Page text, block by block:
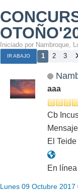
Iniciado por Nambroque,
IR ABAJO 1 2 3
aaa
Cb
El
En línea
Lunes 09 Octubre 2017